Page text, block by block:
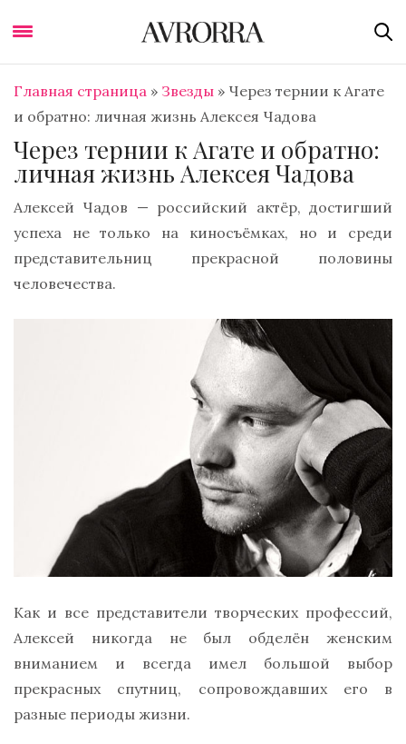
Главная страница » Звезды » Через тернии к Агате
и обратно: личная жизнь Алексея Чадова
Через тернии к Агате и обратно:
личная жизнь Алексея Чадова
Алексей Чадов — российский актёр, достигший
успеха не только на киносъёмках, но и среди
представительниц прекрасной половины
человечества.
Как и все представители творческих профессий,
Алексей никогда не был обделён женским
вниманием и всегда имел большой выбор
прекрасных спутниц, сопровождавших его в
разные периоды жизни.